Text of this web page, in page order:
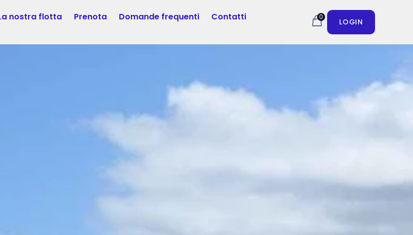
nostra flotta Prenota Domande frequenti Contatti 0
LOGIN